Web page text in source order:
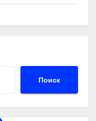
Поиск